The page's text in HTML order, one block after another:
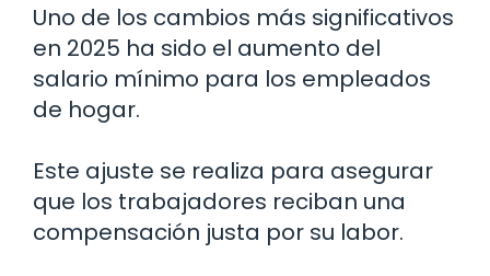
Uno de los cambios más significativos
en 2025 ha sido el aumento del
salario mínimo para los empleados
de hogar.
Este ajuste se realiza para asegurar
que los trabajadores reciban una
compensación justa por su labor.